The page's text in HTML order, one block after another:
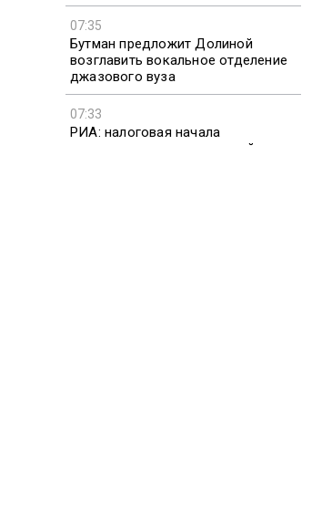
07:35
Бутман предложит Долиной
возглавить вокальное отделение
джазового вуза
07:33
РИА: налоговая начала
ликвидацию косметической